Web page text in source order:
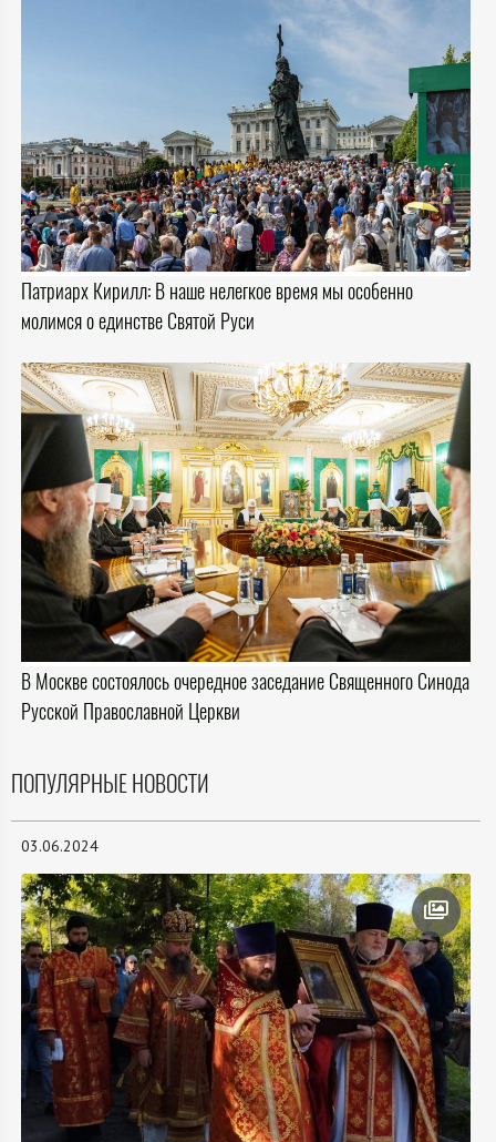
Патриарх Кирилл: В наше нелегкое время мы особенно
молимся о единстве Святой Руси
В Москве состоялось очередное заседание Священного Синода
Русской Православной Церкви
ПОПУЛЯРНЫЕ НОВОСТИ
03.06.2024